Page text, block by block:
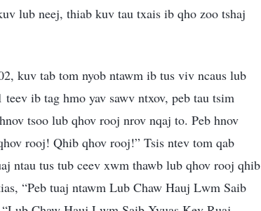
lub neej, thiab kuv tau txais ib qho zoo tshaj
kuv tab tom nyob ntawm ib tus viv ncaus lub
ib tag hmo yav sawv ntxov, peb tau tsim
tsoo lub qhov rooj nrov nqaj to. Peb hnov
rooj! Qhib qhov rooj!” Tsis ntev tom qab
ntau tus tub ceev xwm thawb lub qhov rooj qhib
“Peb tuaj ntawm Lub Chaw Hauj Lwm Saib